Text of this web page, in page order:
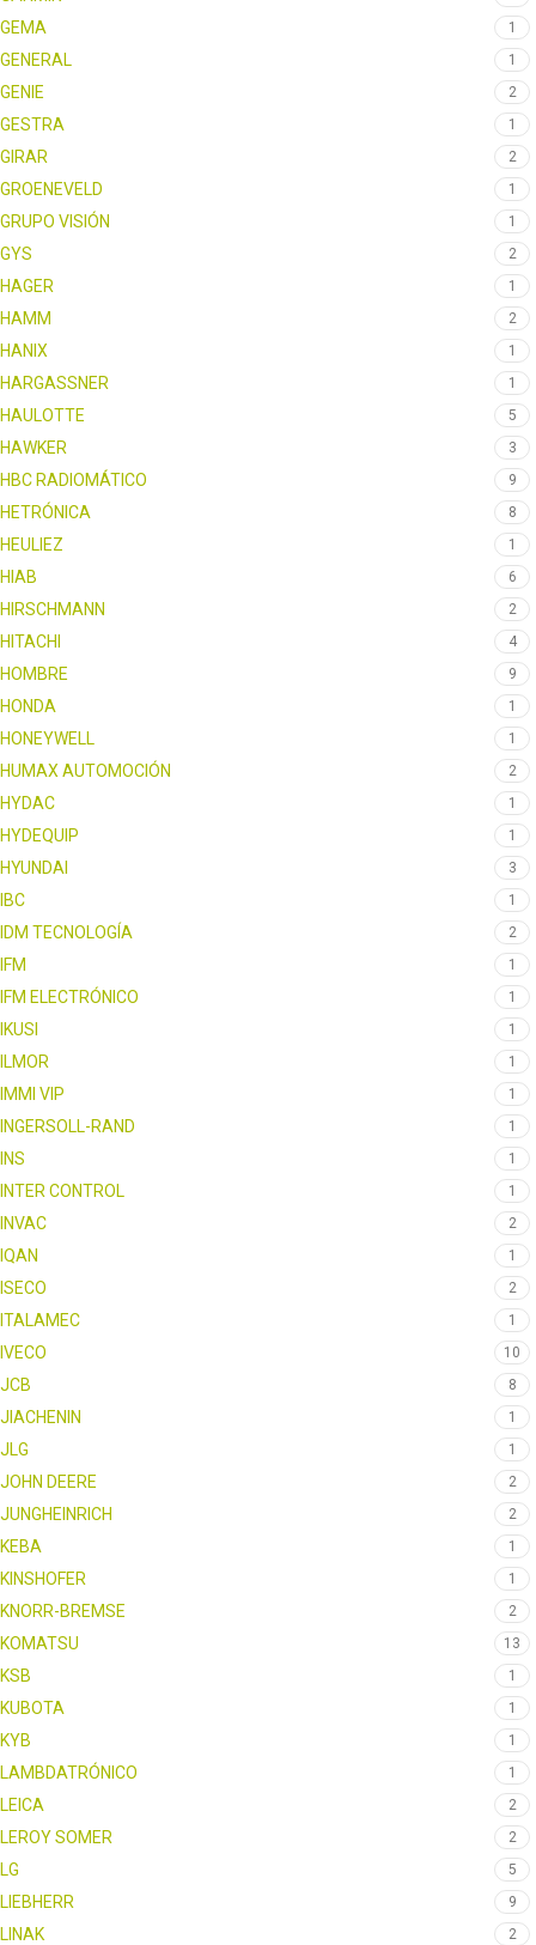
GEMA 1
GENERAL 1
GENIE 2
GESTRA 1
GIRAR 2
GROENEVELD 1
GRUPO VISIÓN 1
GYS 2
HAGER 1
HAMM 2
HANIX 1
HARGASSNER 1
HAULOTTE 5
HAWKER 3
HBC RADIOMÁTICO 9
HETRÓNICA 8
HEULIEZ 1
HIAB 6
HIRSCHMANN 2
HITACHI 4
HOMBRE 9
HONDA 1
HONEYWELL 1
HUMAX AUTOMOCIÓN 2
HYDAC 1
HYDEQUIP 1
HYUNDAI 3
IBC 1
IDM TECNOLOGÍA 2
IFM 1
IFM ELECTRÓNICO 1
IKUSI 1
ILMOR 1
IMMI VIP 1
INGERSOLL-RAND 1
INS 1
INTER CONTROL 1
INVAC 2
IQAN 1
ISECO 2
ITALAMEC 1
IVECO 10
JCB 8
JIACHENIN 1
JLG 1
JOHN DEERE 2
JUNGHEINRICH 2
KEBA 1
KINSHOFER 1
KNORR-BREMSE 2
KOMATSU 13
KSB 1
KUBOTA 1
KYB 1
LAMBDATRÓNICO 1
LEICA 2
LEROY SOMER 2
LG 5
LIEBHERR 9
LINAK 2